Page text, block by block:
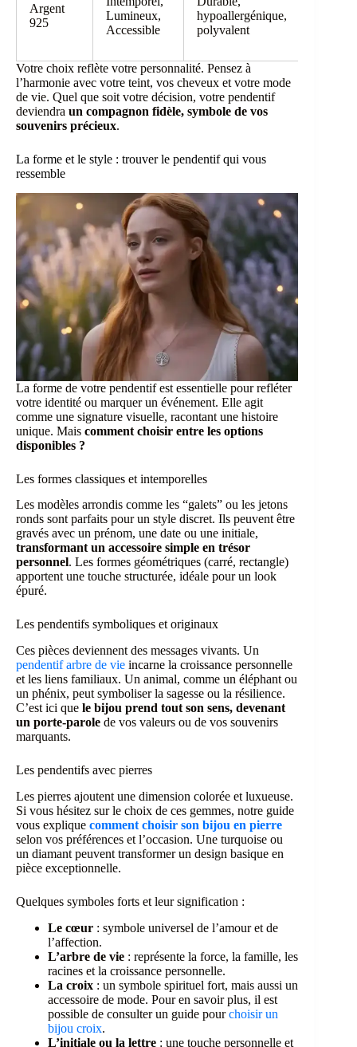
Argent
925
Lumineux,
Accessible
hypoallergénique,
polyvalent
Votre choix reflète votre personnalité. Pensez à
l’harmonie avec votre teint, vos cheveux et votre mode
de vie. Quel que soit votre décision, votre pendentif
deviendra un compagnon fidèle, symbole de vos
souvenirs précieux.
La forme et le style : trouver le pendentif qui vous
ressemble
La forme de votre pendentif est essentielle pour refléter
votre identité ou marquer un événement. Elle agit
comme une signature visuelle, racontant une histoire
unique. Mais comment choisir entre les options
disponibles ?
Les formes classiques et intemporelles
Les modèles arrondis comme les “galets” ou les jetons
ronds sont parfaits pour un style discret. Ils peuvent être
gravés avec un prénom, une date ou une initiale,
transformant un accessoire simple en trésor
personnel. Les formes géométriques (carré, rectangle)
apportent une touche structurée, idéale pour un look
épuré.
Les pendentifs symboliques et originaux
Ces pièces deviennent des messages vivants. Un
pendentif arbre de vie incarne la croissance personnelle
et les liens familiaux. Un animal, comme un éléphant ou
un phénix, peut symboliser la sagesse ou la résilience.
C’est ici que le bijou prend tout son sens, devenant
un porte-parole de vos valeurs ou de vos souvenirs
marquants.
Les pendentifs avec pierres
Les pierres ajoutent une dimension colorée et luxueuse.
Si vous hésitez sur le choix de ces gemmes, notre guide
vous explique comment choisir son bijou en pierre
selon vos préférences et l’occasion. Une turquoise ou
un diamant peuvent transformer un design basique en
pièce exceptionnelle.
Quelques symboles forts et leur signification :
Le cœur : symbole universel de l’amour et de
l’affection.
L’arbre de vie : représente la force, la famille, les
racines et la croissance personnelle.
La croix : un symbole spirituel fort, mais aussi un
accessoire de mode. Pour en savoir plus, il est
possible de consulter un guide pourchoisir un
bijou croix.
L’initiale ou la lettre : une touche personnelle et